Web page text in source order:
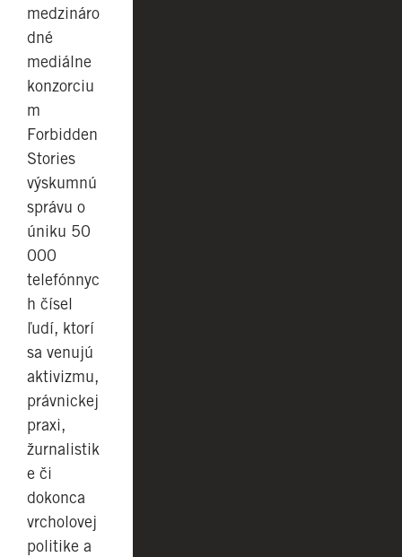
medzináro
dné
mediálne
konzorciu
m
Forbidden
Stories
výskumnú
správu o
úniku 50
000
telefónnyc
h čísel
ľudí, ktorí
sa venujú
aktivizmu,
právnickej
praxi,
žurnalistik
e či
dokonca
vrcholovej
politike a